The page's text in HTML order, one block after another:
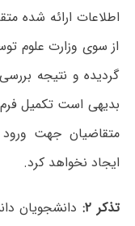
اطلاعات ارائه شده
از سوی وزارت علوم
گردیده و نتیجه
بدیهی است تکمیل فرم
متقاضیان جهت
ایجاد نخواهد کرد.
تذکر ۲:
دانشجویان